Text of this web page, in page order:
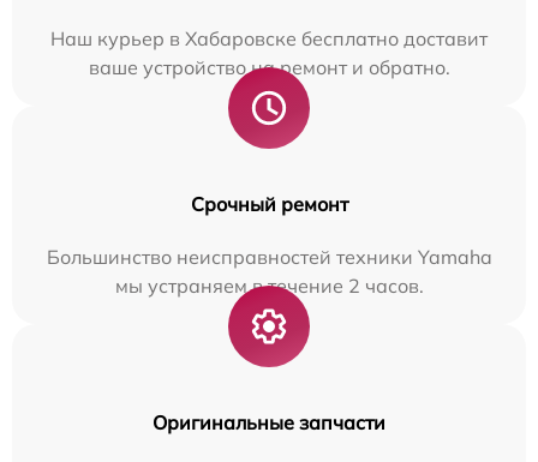
Наш курьер в Хабаровске бесплатно доставит
ваше устройство на ремонт и обратно.
Срочный ремонт
Большинство неисправностей техники Yamaha
мы устраняем в течение 2 часов.
Оригинальные запчасти